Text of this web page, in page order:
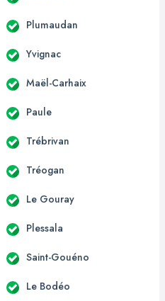
Plumaudan
Yvignac
Maël-Carhaix
Paule
Trébrivan
Tréogan
Le Gouray
Plessala
Saint-Gouéno
Le Bodéo